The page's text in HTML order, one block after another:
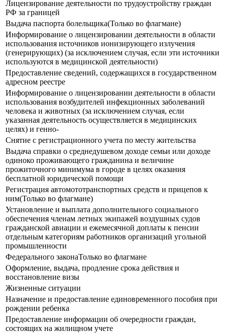
Лицензирование деятельности по трудоустройству граждан
РФ за границей
Выдача паспорта болельщика(Только во флагмане)
Информирование о лицензировании деятельности в области
использования источников ионизирующего излучения
(генерирующих) (за исключением случая, если эти источники
используются в медицинской деятельности)
Предоставление сведений, содержащихся в государственном
адресном реестре
Информирование о лицензировании деятельности в области
использования возбудителей инфекционных заболеваний
человека и животных (за исключением случая, если
указанная деятельность осуществляется в медицинских
целях) и генно-
Снятие с регистрационного учета по месту жительства
Выдача справки о среднедушевом доходе семьи или доходе
одиноко проживающего гражданина и величине
прожиточного минимума в городе в целях оказания
бесплатной юридической помощи
Регистрация автомототранспортных средств и прицепов к
ним(Только во флагмане)
Установление и выплата дополнительного социального
обеспечения членам летных экипажей воздушных судов
гражданской авиации и ежемесячной доплаты к пенсии
отдельным категориям работников организаций угольной
промышленности
Федерального законаТолько во флагмане
Оформление, выдача, продление срока действия и
восстановление визы
Жизненные ситуации
Назначение и предоставление единовременного пособия при
рождении ребенка
Предоставление информации об очередности граждан,
состоящих на жилищном учете